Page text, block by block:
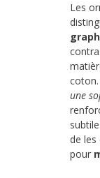
Les
coton.
une
de
pour